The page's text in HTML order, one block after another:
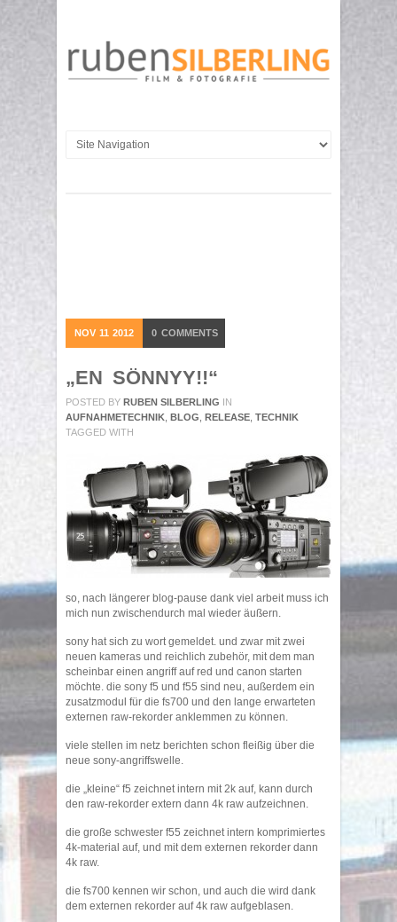
NOV 11 2012 0 COMMENTS
„EN SÖNNYY!!“
POSTED BY RUBEN SILBERLING IN
AUFNAHMETECHNIK BLOG RELEASE TECHNIK
TAGGED WITH
so, nach längerer blog-pause dank viel arbeit muss ich
mich nun zwischendurch mal wieder äußern.
sony hat sich zu wort gemeldet. und zwar mit zwei
neuen kameras und reichlich zubehör, mit dem man
scheinbar einen angriff auf red und canon starten
möchte. die sony f5 und f55 sind neu, außerdem ein
zusatzmodul für die fs700 und den lange erwarteten
externen raw-rekorder anklemmen zu können.
viele stellen im netz berichten schon fleißig über die
neue sony-angriffswelle.
die „kleine“ f5 zeichnet intern mit 2k auf, kann durch
den raw-rekorder extern dann 4k raw aufzeichnen.
die große schwester f55 zeichnet intern komprimiertes
4k-material auf, und mit dem externen rekorder dann
4k raw.
die fs700 kennen wir schon, und auch die wird dank
dem externen rekorder auf 4k raw aufgeblasen.